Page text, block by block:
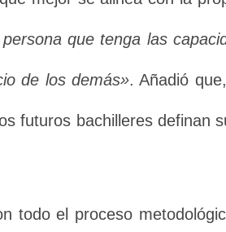
que tenga las
de los demás». Añadió
futuros bachilleres definan
todo el proceso